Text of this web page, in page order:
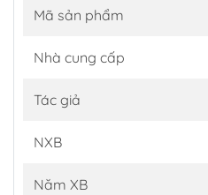
Mã sản phẩm
Nhà cung cấp
Tác giả
NXB
Năm XB